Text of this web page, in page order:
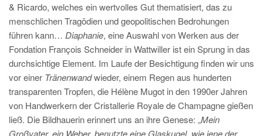
& Ricardo, welches ein wertvolles Gut thematisiert, das zu
menschlichen Tragödien und geopolitischen Bedrohungen
führen kann… Diaphanie, eine Auswahl von Werken aus der
Fondation François Schneider in Wattwiller ist ein Sprung in das
durchsichtige Element. Im Laufe der Besichtigung finden wir uns
vor einer Tränenwandwieder, einem Regen aus hunderten
transparenten Tropfen, die Hélène Mugot in den 1990er Jahren
von Handwerkern der Cristallerie Royale de Champagne gießen
ließ. Die Bildhauerin erinnert uns an ihre Genese: „Mein
Großvater, ein Weber, benutzte eine Glaskugel, wie jene der